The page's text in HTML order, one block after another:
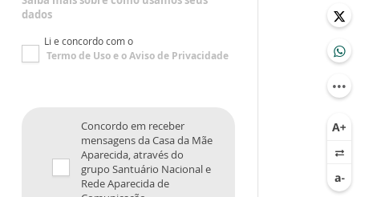
dados
Li e concordo com o
Termo de Usoe oAviso de Privacidade
Concordo em receber
mensagens da Casa da Mãe
Aparecida, através do
grupo Santuário Nacional e
Rede Aparecida de